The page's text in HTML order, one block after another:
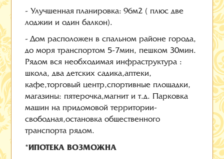
- Улучшенная планировка: 96м2 ( плюс две
лоджии и один балкон).
- Дом расположен в спальном районе города,
до моря транспортом 5-7мин, пешком 30мин.
Рядом вся необходимая инфраструктура :
школа, два детских садика,аптеки,
кафе,торговый центр,спортивные площадки,
магазины: пятерочка,магнит и т.д. Парковка
машин на придомовой территории-
свободная,остановка общественного
транспорта рядом.
*ИПОТЕКА ВОЗМОЖНА